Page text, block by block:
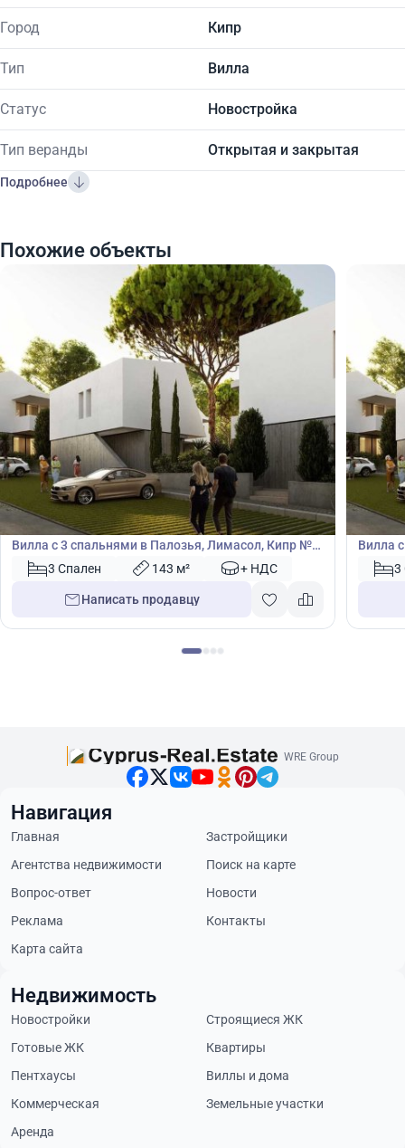
Город Кипр
Тип Вилла
Статус Новостройка
Тип веранды Открытая и закрытая
Подробнее
Похожие объекты
570 000
Вилла
Вилла с 3 спальнями в Палозья, Лимасол, Кипр №
496563 Спален 143 м² + НДС
Написать продавцу
Вилла
Вилла
496573
WRE Group
Навигация
Главная
Застройщики
Агентства недвижимости
Поиск на карте
Вопрос-ответ
Новости
Реклама
Контакты
Карта сайта
Недвижимость
Новостройки
Строящиеся ЖК
Готовые ЖК
Квартиры
Пентхаусы
Виллы и дома
Коммерческая
Земельные участки
Аренда